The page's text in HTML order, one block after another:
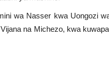
wa Nasser kwa Uongozi
na Michezo, kwa